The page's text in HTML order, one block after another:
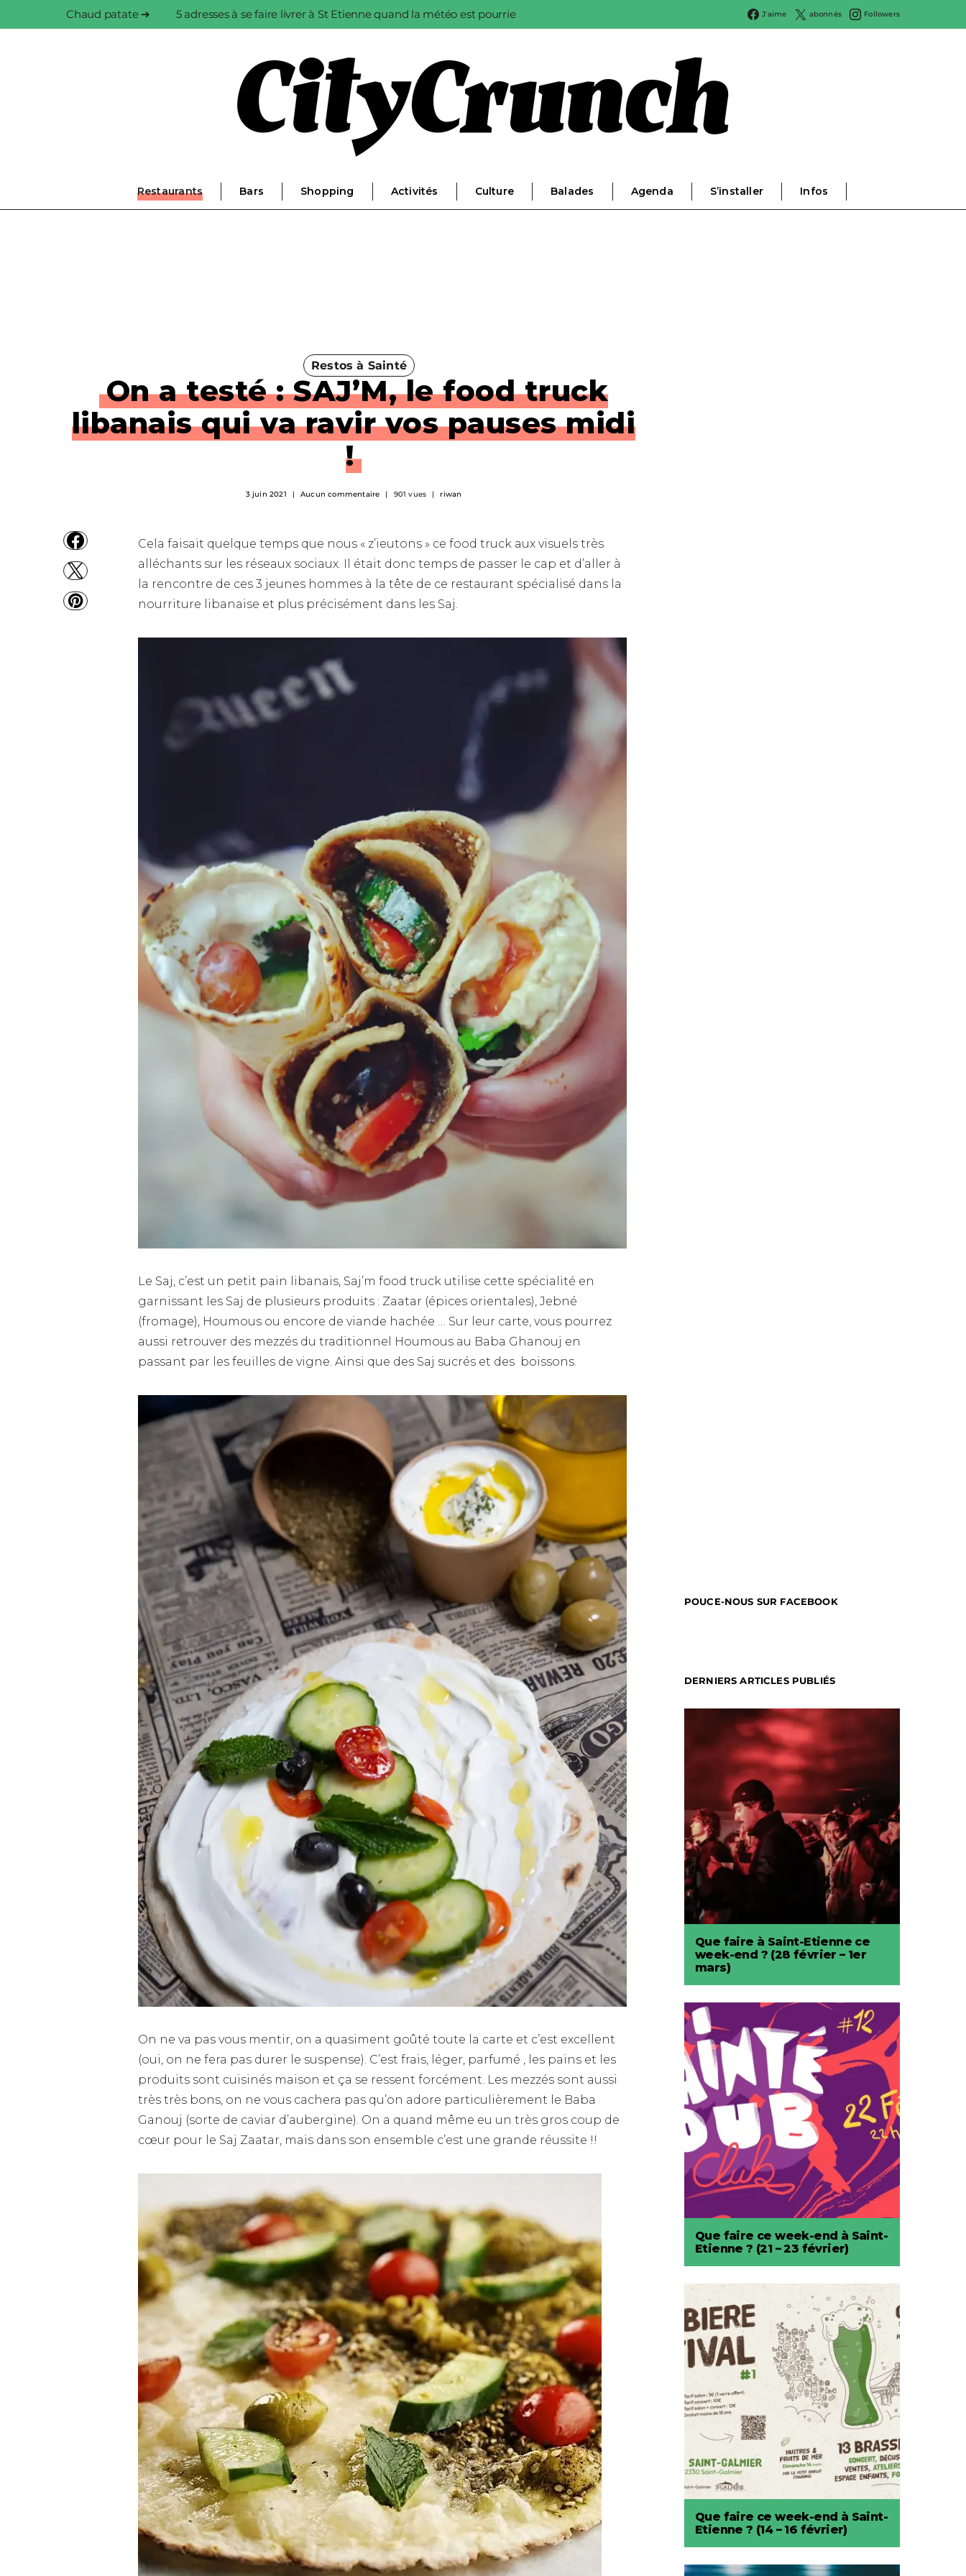
Chaud patate ➔ 5 adresses à se faire livrer à St Etienne quand la météo est pourrie J'aime abonnés Followers
Restaurants Bars Shopping Activités Culture Balades Agenda S’installer Infos
Restos à Sainté
On a testé : SAJ’M, le food truck
libanais qui va ravir vos pauses midi
!
3 juin 2021 Aucun commentaire 901 vues riwan
Cela faisait quelque temps que nous « z’ieutons » ce food truck aux visuels très
alléchants sur les réseaux sociaux. Il était donc temps de passer le cap et d’aller à
la rencontre de ces 3 jeunes hommes à la tête de ce restaurant spécialisé dans la
nourriture libanaise et plus précisément dans les Saj.
Le Saj, c’est un petit pain libanais, Saj’m food truck utilise cette spécialité en
garnissant les Saj de plusieurs produits : Zaatar (épices orientales), Jebné
(fromage), Houmous ou encore de viande hachée … Sur leur carte, vous pourrez
aussi retrouver des mezzés du traditionnel Houmous au Baba Ghanouj en
passant par les feuilles de vigne. Ainsi que des Saj sucrés et des boissons.
On ne va pas vous mentir, on a quasiment goûté toute la carte et c’est excellent
(oui, on ne fera pas durer le suspense). C’est frais, léger, parfumé , les pains et les
produits sont cuisinés maison et ça se ressent forcément. Les mezzés sont aussi
très très bons, on ne vous cachera pas qu’on adore particulièrement le Baba
Ganouj (sorte de caviar d’aubergine). On a quand même eu un très gros coup de
cœur pour le Saj Zaatar, mais dans son ensemble c’est une grande réussite !!
POUCE-NOUS SUR FACEBOOK
DERNIERS ARTICLES PUBLIÉS
Que faire à Saint-Etienne ce
week-end ? (28 février – 1er
mars)
Que faire ce week-end à Saint-
Etienne ? (21 – 23 février)
Que faire ce week-end à Saint-
Etienne ? (14 – 16 février)